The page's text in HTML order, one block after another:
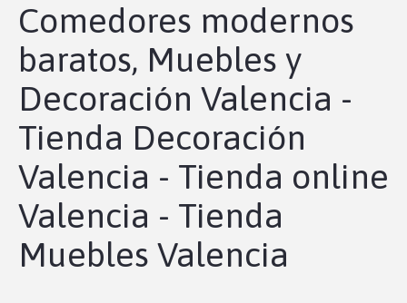
Comedores modernos
baratos, Muebles y
Decoración Valencia -
Tienda Decoración
Valencia - Tienda online
Valencia - Tienda
Muebles Valencia